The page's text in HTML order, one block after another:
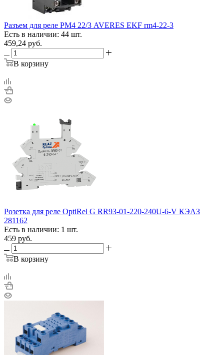
Разъем для реле РМ4 22/3 AVERES EKF rm4-22-3
Есть в наличии: 44 шт.
459,24 руб.
В корзину
Розетка для реле OptiRel G RR93-01-220-240U-6-V КЭАЗ
281162
Есть в наличии: 1 шт.
459 руб.
В корзину